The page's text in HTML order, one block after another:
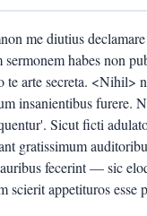
me diutius
habes non
te arte secreta. <Nihil>
insanientibus furere.
Sicut ficti
gratissimum
fecerint — sic
scierit appetituros esse